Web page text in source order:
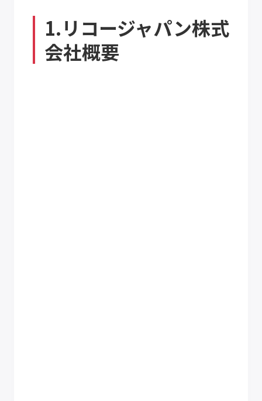
1.リコージャパン株式
会社概要